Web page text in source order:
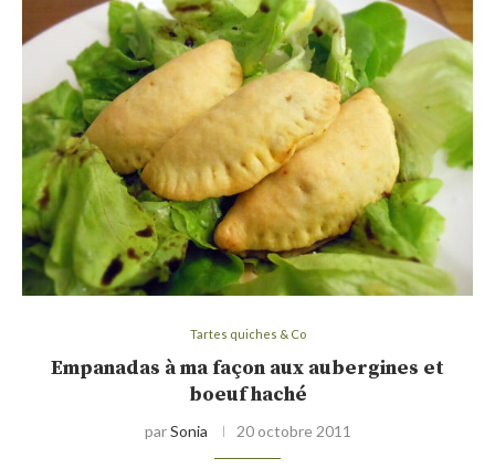
Tartes quiches & Co
Empanadas à ma façon aux aubergines et
boeuf haché
parSonia 20 octobre 2011